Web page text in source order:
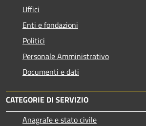
Uffici
Enti e fondazioni
Politici
Personale Amministrativo
Documenti e dati
CATEGORIE DI SERVIZIO
Anagrafe e stato civile